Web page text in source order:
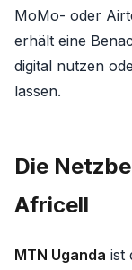
MoMo- oder
erhält eine
digital nutzen
lassen.
Die
Africell
MTN Uganda ist